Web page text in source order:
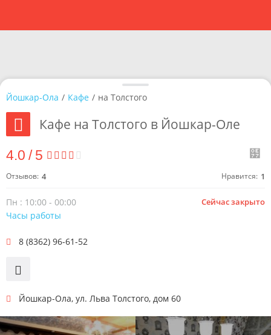
Йошкар-Ола / Кафе / на Толстого
Кафе на Толстого в Йошкар-Оле
4.0 / 5
Отзывов: 4 Нравится: 1
8 (8362) 96-61-52
Йошкар-Ола, ул. Льва Толстого, дом 60
Сейчас закрыто
Пн : 10:00 - 00:00
Часы работы